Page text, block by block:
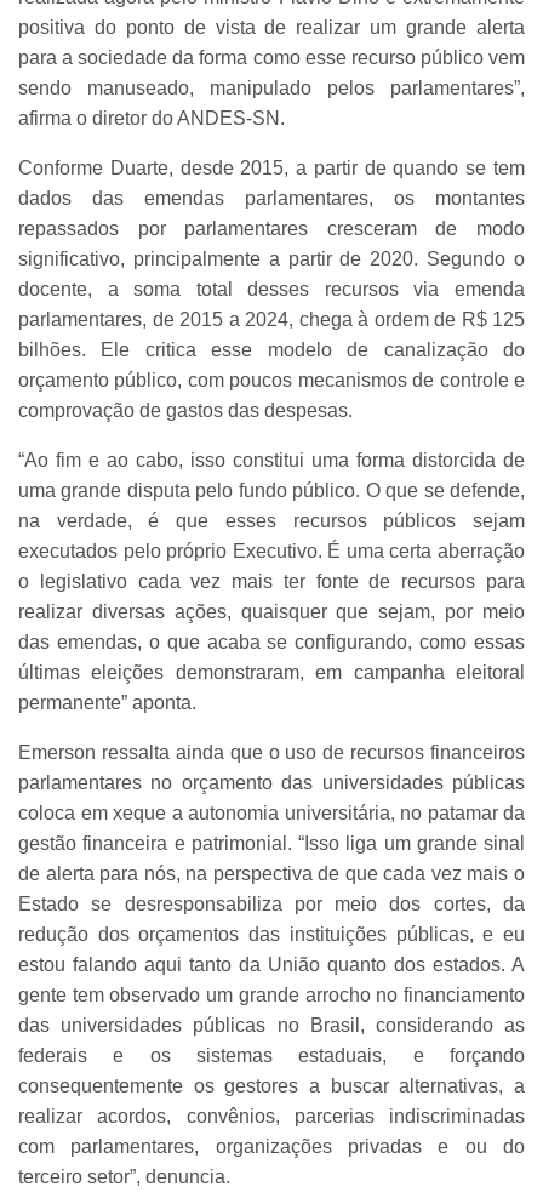
positiva do ponto de vista de realizar um grande alerta
para a sociedade da forma como esse recurso público vem
sendo manuseado, manipulado pelos parlamentares”,
afirma o diretor do ANDES-SN.
Conforme Duarte, desde 2015, a partir de quando se tem
dados das emendas parlamentares, os montantes
repassados por parlamentares cresceram de modo
significativo, principalmente a partir de 2020. Segundo o
docente, a soma total desses recursos via emenda
parlamentares, de 2015 a 2024, chega à ordem de R$ 125
bilhões. Ele critica esse modelo de canalização do
orçamento público, com poucos mecanismos de controle e
comprovação de gastos das despesas.
“Ao fim e ao cabo, isso constitui uma forma distorcida de
uma grande disputa pelo fundo público. O que se defende,
na verdade, é que esses recursos públicos sejam
executados pelo próprio Executivo. É uma certa aberração
o legislativo cada vez mais ter fonte de recursos para
realizar diversas ações, quaisquer que sejam, por meio
das emendas, o que acaba se configurando, como essas
últimas eleições demonstraram, em campanha eleitoral
permanente” aponta.
Emerson ressalta ainda que o uso de recursos financeiros
parlamentares no orçamento das universidades públicas
coloca em xeque a autonomia universitária, no patamar da
gestão financeira e patrimonial. “Isso liga um grande sinal
de alerta para nós, na perspectiva de que cada vez mais o
Estado se desresponsabiliza por meio dos cortes, da
redução dos orçamentos das instituições públicas, e eu
estou falando aqui tanto da União quanto dos estados. A
gente tem observado um grande arrocho no financiamento
das universidades públicas no Brasil, considerando as
federais e os sistemas estaduais, e forçando
consequentemente os gestores a buscar alternativas, a
realizar acordos, convênios, parcerias indiscriminadas
com parlamentares, organizações privadas e ou do
terceiro setor”, denuncia.